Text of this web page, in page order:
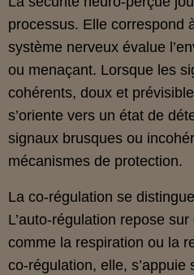
processus. Elle correspond
système nerveux évalue
ou menaçant. Lorsque les
cohérents, doux et
s’oriente vers un état de
signaux brusques ou
mécanismes de protection.
La co‑régulation se
L’auto‑régulation repose
comme la respiration ou la
co‑régulation, elle, s’appuie